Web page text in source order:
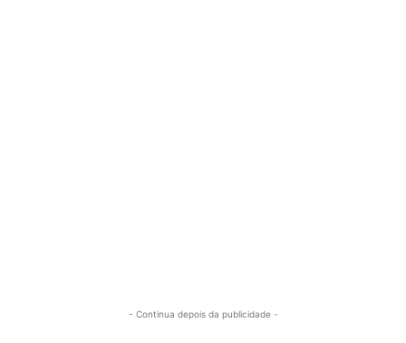
- Continua depois da publicidade -